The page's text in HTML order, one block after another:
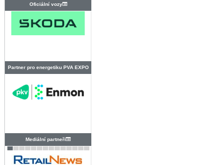
Oficiální vozy
Partner pro energetiku PVA EXPO
Mediální partneři